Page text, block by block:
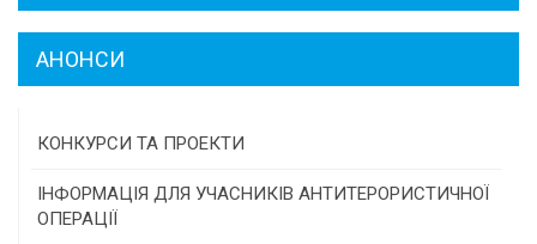
АНОНСИ
КОНКУРСИ ТА ПРОЕКТИ
Конкурс проектів та програм місцевого
самоврядування
ІНФОРМАЦІЯ ДЛЯ УЧАСНИКІВ АНТИТЕРОРИСТИЧНОЇ
ОПЕРАЦІЇ